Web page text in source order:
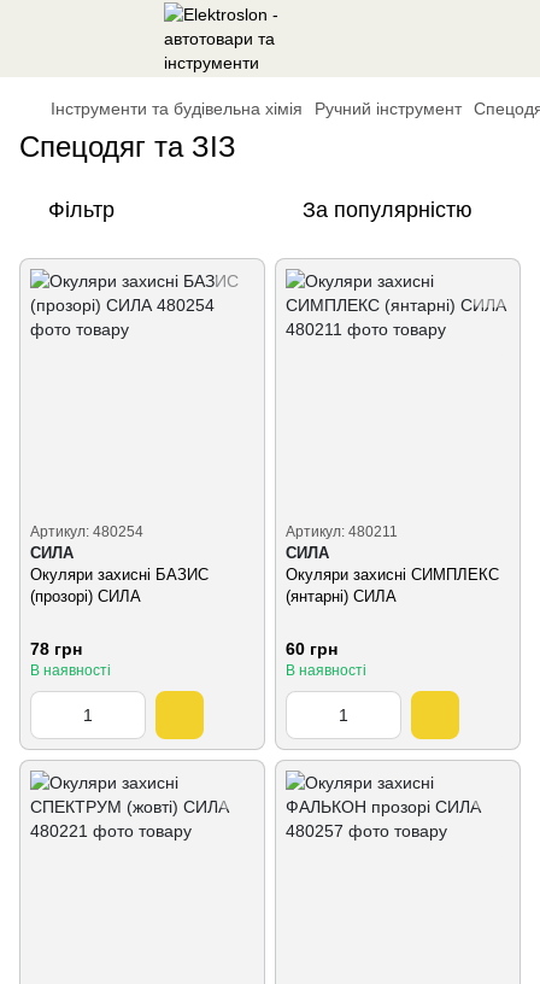
Інструменти та будівельна хімія Ручний інструмент
Спецодяг та ЗІЗ
Фільтр За популярністю
Артикул: 480254
СИЛА
Окуляри захисні БАЗИС
(прозорі) СИЛА
78 грн
В наявності
Артикул: 480211
СИЛА
Окуляри захисні СИМПЛЕКС
(янтарні) СИЛА
60 грн
В наявності